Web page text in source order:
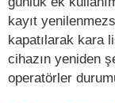
kayıt
kapatılarak kara
cihazın yeniden
operatörler